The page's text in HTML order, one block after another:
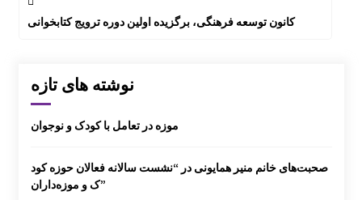
کانون توسعه فرهنگی، برگزیده اولین دوره ترویج کتابخوانی
نوشته های تازه
موزه در تعامل با کودک و نوجوان
صحبت‌های خانم منیر همایونی در “نشست سالانه فعالان حوزه کود
ک و موزه‌داران”